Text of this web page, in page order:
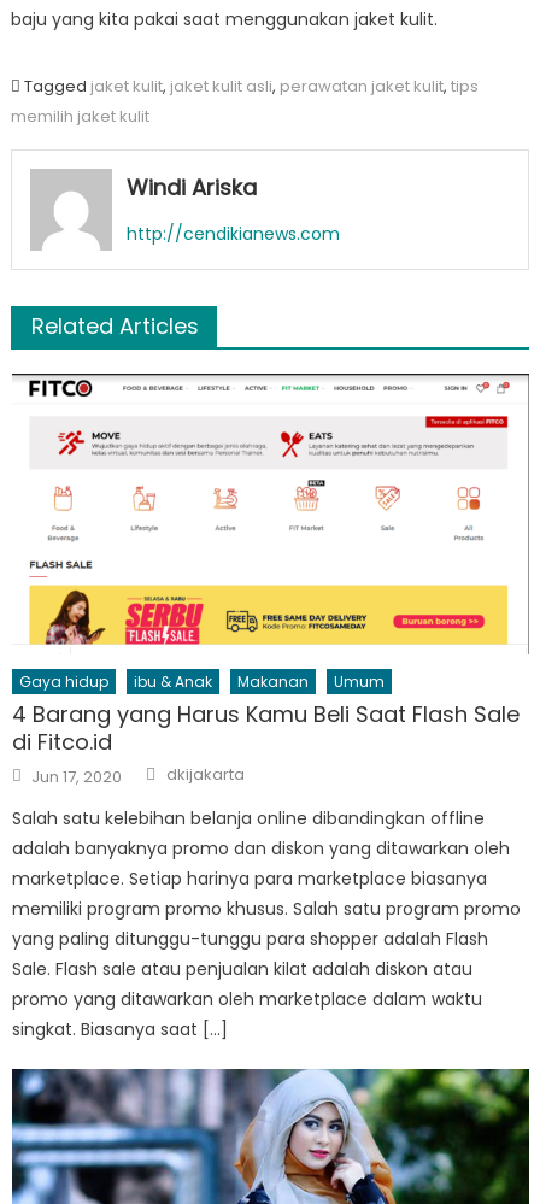
baju yang kita pakai saat menggunakan jaket kulit.
Tagged jaket kulit, jaket kulit asli, perawatan jaket kulit, tips
memilih jaket kulit
Windi Ariska
http://cendikianews.com
Related Articles
Gaya hidup ibu & Anak Makanan Umum
4 Barang yang Harus Kamu Beli Saat Flash Sale
di Fitco.id
Posted
on
Jun 17, 2020 Author
dkijakarta
Salah satu kelebihan belanja online dibandingkan offline
adalah banyaknya promo dan diskon yang ditawarkan oleh
marketplace. Setiap harinya para marketplace biasanya
memiliki program promo khusus. Salah satu program promo
yang paling ditunggu-tunggu para shopper adalah Flash
Sale. Flash sale atau penjualan kilat adalah diskon atau
promo yang ditawarkan oleh marketplace dalam waktu
singkat. Biasanya saat […]